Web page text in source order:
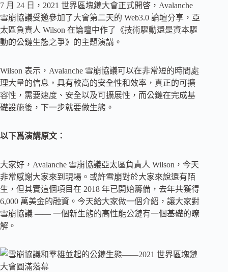
7 月 24 日，2021 世界區塊鏈大會正式開啓，Avalanche
雪崩協議受邀參加了大會第二天的 Web3.0 論壇分享，亞
太區負責人 Wilson 在論壇中作了《技術驅動還是資本驅
動的公鏈生態之爭》的主題演講。
Wilson 表示，Avalanche 雪崩協議可以在非常短的時間處
理大量的信息，具有較高的安全性和效率，真正的可擴
容性，需要速度、安全以及可擴展性，而公鏈在完成基
礎設施後，下一步就要做生態。
以下爲演講原文：
大家好，Avalanche 雪崩協議亞太區負責人 Wilson，今天
非常感謝大家來到現場。或許雪崩對於大家來說還有陌
生，但其實這個項目在 2018 年已開始籌備，去年共獲得
6,000 萬美金的融資。今天給大家做一個介紹，讓大家對
雪崩協議 —— 一個新生態的高性能公鏈有一個基礎的瞭
解。